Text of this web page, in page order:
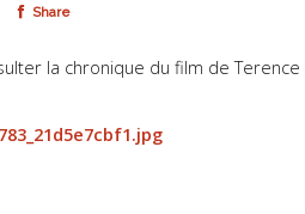
Share
la chronique du film de Terence